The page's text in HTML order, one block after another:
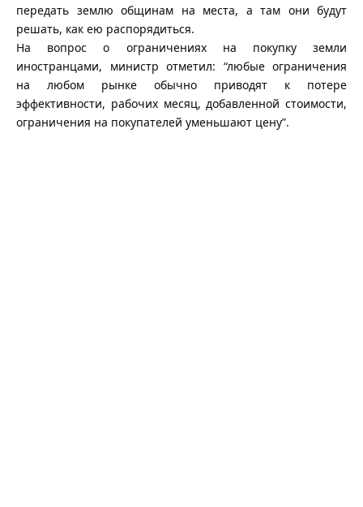
передать землю общинам на места, а там они будут
решать, как ею распорядиться.
На вопрос о ограничениях на покупку земли
иностранцами, министр отметил: “любые ограничения
на любом рынке обычно приводят к потере
эффективности, рабочих месяц, добавленной стоимости,
ограничения на покупателей уменьшают цену”.